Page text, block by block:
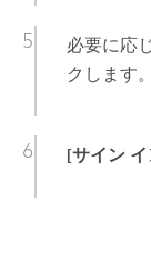
必要に応
クします。
[サイン